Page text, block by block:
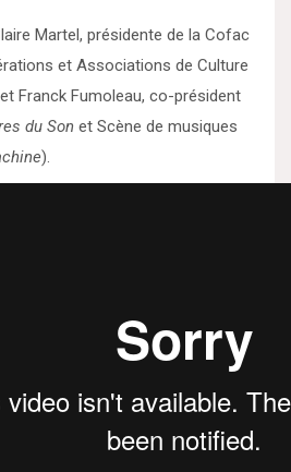
Martel, présidente de la Cofac
et Associations de Culture
Franck Fumoleau, co-président
du Son et Scène de musiques
).